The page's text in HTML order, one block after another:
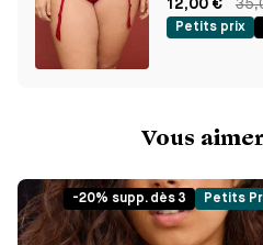
12,00 €
Petits prix
Vous
-20% supp. dès 3 Petits